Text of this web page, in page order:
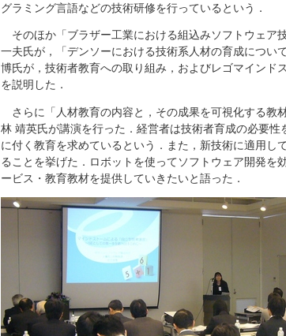
グラミング言語などの技術研修を行っているという．
そのほか「ブラザー工業における組込みソフトウェア
一夫氏が，「デンソーにおける技術系人材の育成につい
博氏が，技術者教育への取り組み，およびレゴマインド
を説明した．
さらに「人材教育の内容と，その成果を可視化する教
林 靖英氏が講演を行った．経営者は技術者育成の必要
に付く教育を求めているという．また，新技術に適用し
ることを挙げた．ロボットを使ってソフトウェア開発を
ービス・教育教材を提供していきたいと語った．